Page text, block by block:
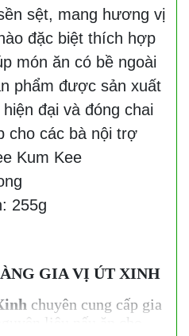
sệt, mang hương vị
đặc biệt thích hợp
món ăn có bề ngoài
phẩm được sản xuất
đại và đóng chai
cho các bà nội trợ
Kum Kee
255g
GIA VỊ ÚT XINH
chuyên cung cấp gia
liệu nấu ăn cho